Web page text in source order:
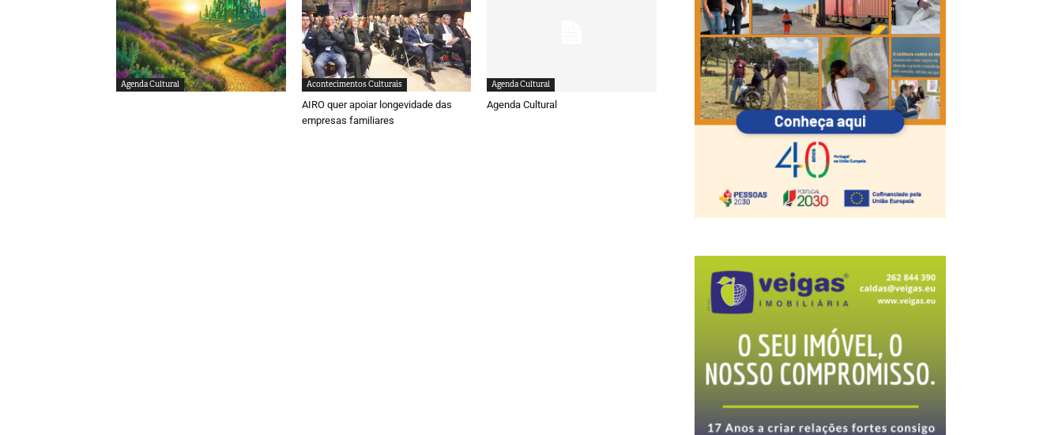
Agenda Cultural Acontecimentos Culturais
AIRO quer apoiar longevidade das
empresas familiares
Agenda Cultural
Agenda Cultural